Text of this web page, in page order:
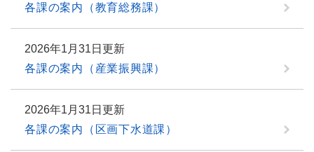
各課の案内（教育総務課）
2026年1月31日更新
各課の案内（産業振興課）
2026年1月31日更新
各課の案内（区画下水道課）